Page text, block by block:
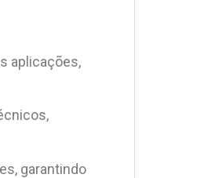
aplicações,
garantindo